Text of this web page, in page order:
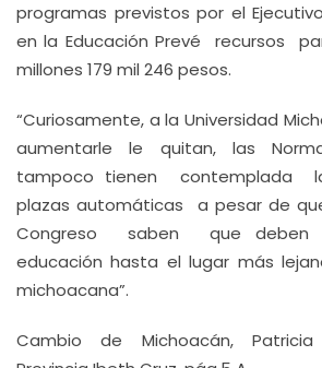
programas previstos por el
en la Educación Prevé recursos
millones 179 mil 246 pesos.
“Curiosamente, a la Universidad
aumentarle le quitan, las
tampoco tienen contemplada
plazas automáticas a pesar de
Congreso saben que deben
educación hasta el lugar más
michoacana”.
Cambio de Michoacán, Patricia